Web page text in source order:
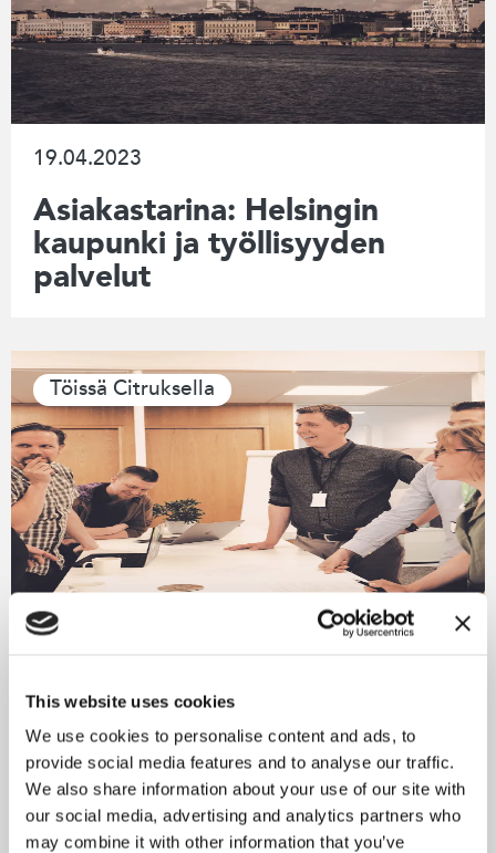
This website uses cookies
We use cookies to personalise content and ads, to
provide social media features and to analyse our traffic.
We also share information about your use of our site with
our social media, advertising and analytics partners who
may combine it with other information that you’ve
19.04.2023
Asiakastarina: Helsingin
kaupunki ja työllisyyden
palvelut
Töissä Citruksella
08.02.2023
Minkälainen Citrus on
työnantajana? Katso
tallenne!